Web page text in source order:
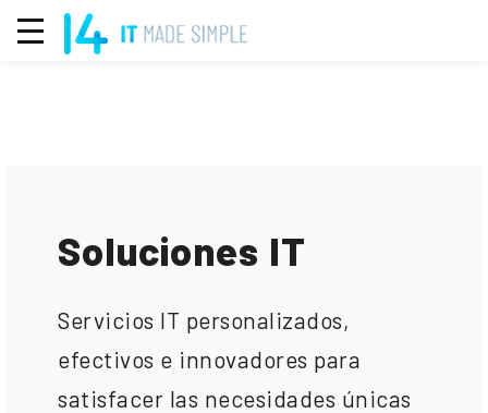
Soluciones IT
Servicios IT personalizados,
efectivos e innovadores para
satisfacer las necesidades únicas